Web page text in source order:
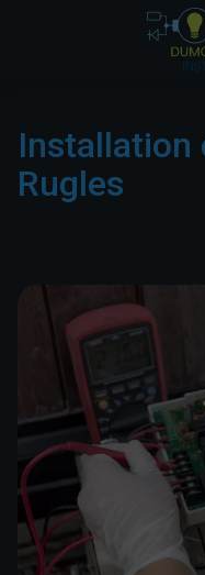
Installation
Rugles